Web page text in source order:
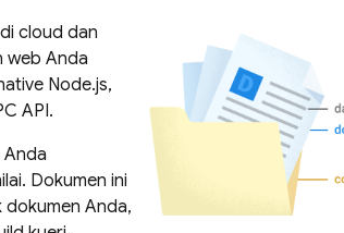
cloud dan
web Anda
Node.js,
API.
Anda
Dokumen ini
dokumen Anda,